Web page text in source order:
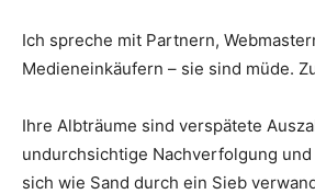
Ich spreche mit Partnern,
Medieneinkäufern – sie sind müde.
Ihre Albträume sind verspätete
undurchsichtige Nachverfolgung
sich wie Sand durch ein Sieb